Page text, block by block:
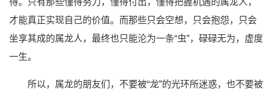
才能真正实现自己的价值。而那些只会空想，只会抱怨，只会
坐享其成的属龙人，最终也只能沦为一条“虫”，碌碌无为，虚度
一生。
所以，属龙的朋友们，不要被“龙”的光环所迷惑，也不要被